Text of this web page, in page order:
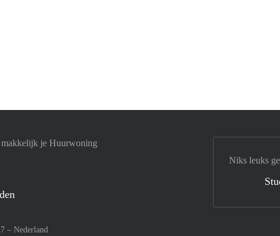
je Huurwoning
– Nederland
Niks leuks